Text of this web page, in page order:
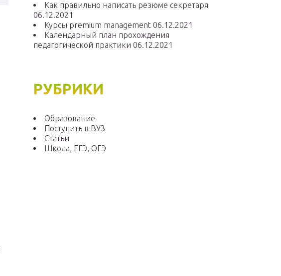
Как правильно написать резюме секретаря
06.12.2021
Курсы premium management 06.12.2021
Календарный план прохождения
педагогической практики 06.12.2021
РУБРИКИ
Образование
Поступить в ВУЗ
Статьи
Школа, ЕГЭ, ОГЭ